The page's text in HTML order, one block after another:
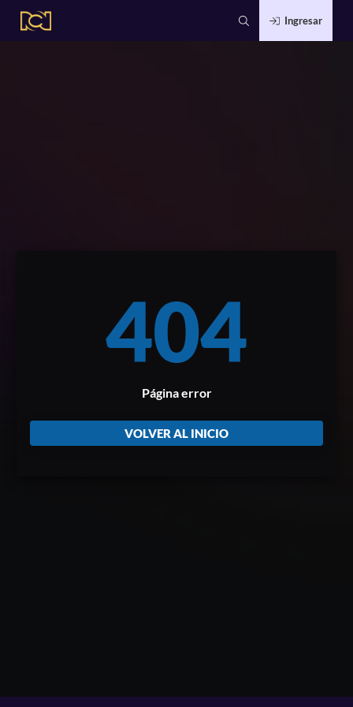
Ingresar
404
Página error
VOLVER AL INICIO